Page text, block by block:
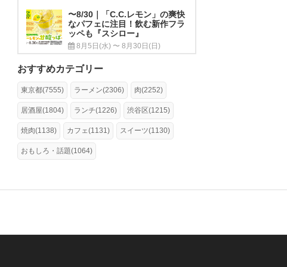
〜8/30｜「C.C.レモン」の爽快
なパフェに注目！飲む新作フラ
ッペも『スシロー』
8月5日(水) 〜 8月30日(日)
おすすめカテゴリー
東京都(7555) ラーメン(2306) 肉(2252)
居酒屋(1804) ランチ(1226) 渋谷区(1215)
焼肉(1138) カフェ(1131) スイーツ(1130)
おもしろ・話題(1064)